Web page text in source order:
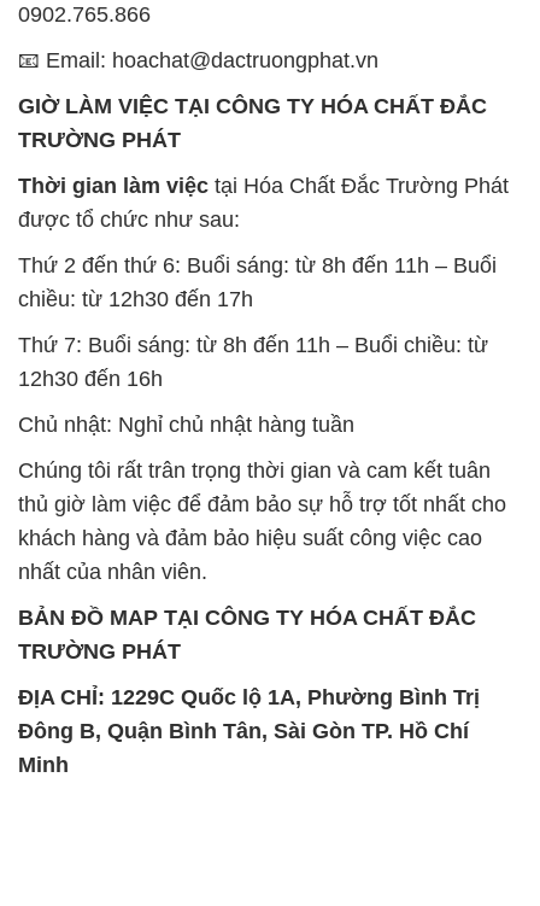
0902.765.866
📧 Email: hoachat@dactruongphat.vn
GIỜ LÀM VIỆC TẠI CÔNG TY HÓA CHẤT ĐẮC
TRƯỜNG PHÁT
Thời gian làm việc tại Hóa Chất Đắc Trường Phát
được tổ chức như sau:
Thứ 2 đến thứ 6: Buổi sáng: từ 8h đến 11h – Buổi
chiều: từ 12h30 đến 17h
Thứ 7: Buổi sáng: từ 8h đến 11h – Buổi chiều: từ
12h30 đến 16h
Chủ nhật: Nghỉ chủ nhật hàng tuần
Chúng tôi rất trân trọng thời gian và cam kết tuân
thủ giờ làm việc để đảm bảo sự hỗ trợ tốt nhất cho
khách hàng và đảm bảo hiệu suất công việc cao
nhất của nhân viên.
BẢN ĐỒ MAP TẠI CÔNG TY HÓA CHẤT ĐẮC
TRƯỜNG PHÁT
ĐỊA CHỈ: 1229C Quốc lộ 1A, Phường Bình Trị
Đông B, Quận Bình Tân, Sài Gòn TP. Hồ Chí
Minh